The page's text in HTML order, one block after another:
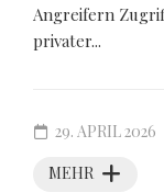
Angreifern
privater...
MEHR
29. APRIL 2026